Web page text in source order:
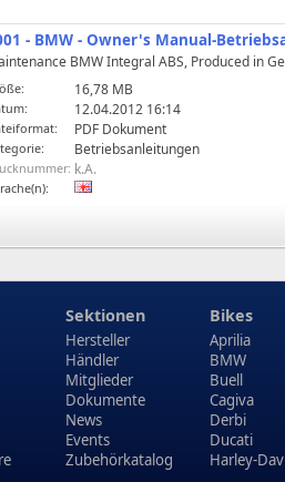
- BMW - Owner's Manual-
BMW Integral ABS, Produced in
16,78 MB
12.04.2012 16:14
PDF Dokument
Betriebsanleitungen
k.A.
Sektionen
Hersteller
Händler
Mitglieder
Dokumente
News
Events
Zubehörkatalog
Bikes
Aprilia
BMW
Buell
Cagiva
Derbi
Ducati
Harley-